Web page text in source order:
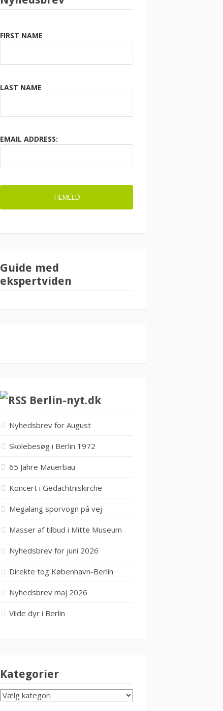
FIRST NAME
LAST NAME
EMAIL ADDRESS:
Guide med
ekspertviden
Berlin-nyt.dk
Nyhedsbrev for August
Skolebesøg i Berlin 1972
65 Jahre Mauerbau
Koncert i Gedächtniskirche
Megalang sporvogn på vej
Masser af tilbud i Mitte Museum
Nyhedsbrev for juni 2026
Direkte tog København-Berlin
Nyhedsbrev maj 2026
Vilde dyr i Berlin
Kategorier
KATEGORIER